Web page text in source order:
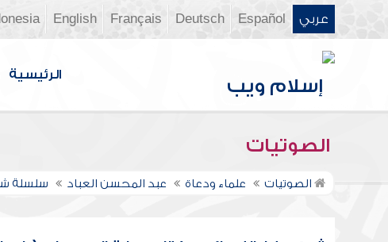
عربي Español
Deutsch
Français
English
الرئيسية
الصوتيات
الصوتيات علماء ودعاة عبد المحسن العباد سلسلة